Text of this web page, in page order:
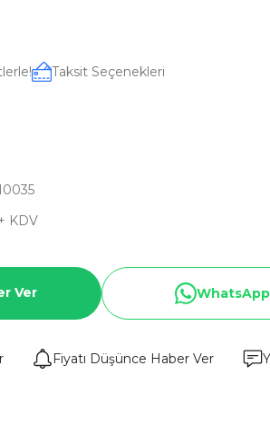
Taksit Seçenekleri
KDV
Ver
Fiyatı Düşünce Haber Ver